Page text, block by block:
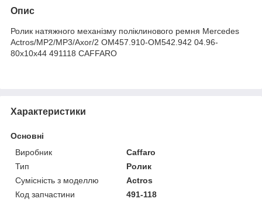
Опис
Ролик натяжного механізму поліклинового ремня Mercedes
Actros/MP2/MP3/Axor/2 OM457.910-OM542.942 04.96-
80x10x44 491118 CAFFARO
Характеристики
Основні
Виробник
Caffaro
Тип
Ролик
Сумісність з моделлю
Actros
Код запчастини
491-118